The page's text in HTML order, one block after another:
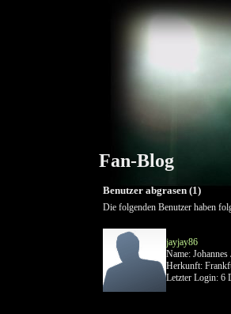
Fan-Blog
Benutzer abgrasen (1)
Die folgenden Benutzer haben
jayjay86
Name: Johannes
Herkunft:
Letzter Login: 6